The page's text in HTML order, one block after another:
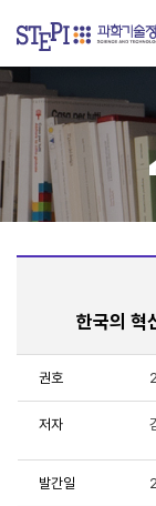
한국의 혁
권호
저자
발간일